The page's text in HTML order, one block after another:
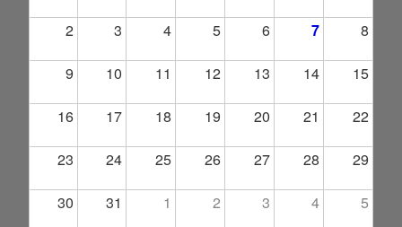
2 3 4 5 6 7 8
9 10 11 12 13 14 15
16 17 18 19 20 21 22
23 24 25 26 27 28 29
30 31 1 2 3 4 5